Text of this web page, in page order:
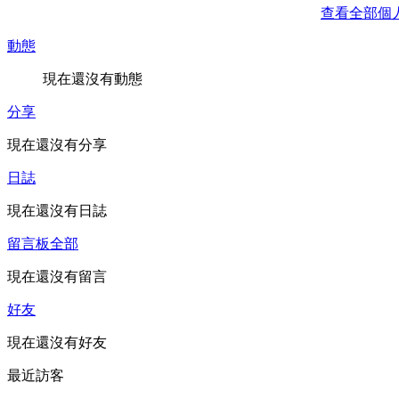
查看全部個
動態
現在還沒有動態
分享
現在還沒有分享
日誌
現在還沒有日誌
留言板全部
現在還沒有留言
好友
現在還沒有好友
最近訪客